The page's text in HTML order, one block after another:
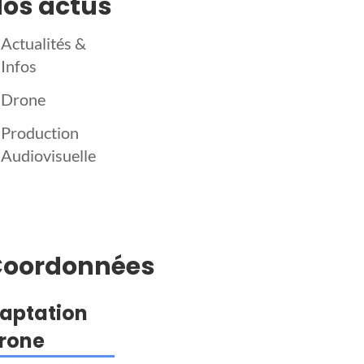
Actualités &
Infos
Drone
Production
Audiovisuelle